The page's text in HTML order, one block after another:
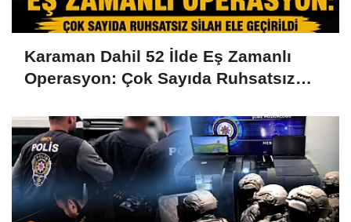
Karaman Dahil 52 İlde Eş Zamanlı
Operasyon: Çok Sayıda Ruhsatsız